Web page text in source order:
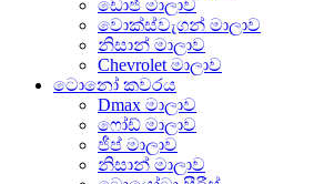
ඩොජ් මාලාව
වොක්ස්වැගන් මාලාව
නිසාන් මාලාව
Chevrolet මාලාව
ටොනෝ කවරය
Dmax මාලාව
ෆෝඩ් මාලාව
ජීප් මාලාව
නිසාන් මාලාව